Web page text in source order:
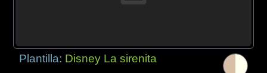
Plantilla: Disney La sirenita